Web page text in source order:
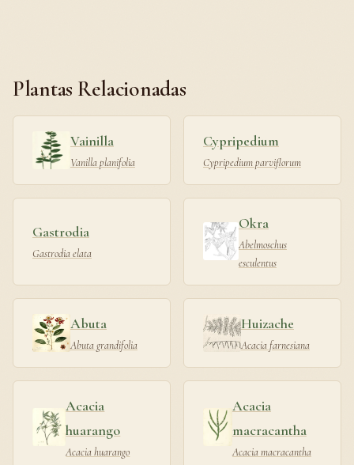
Plantas Relacionadas
Vainilla
Vanilla planifolia
Cypripedium
Cypripedium parviflorum
Gastrodia
Gastrodia elata
Okra
Abelmoschus
esculentus
Abuta
Abuta grandifolia
Huizache
Acacia farnesiana
Acacia
huarango
Acacia huarango
Acacia
macracantha
Acacia macracantha